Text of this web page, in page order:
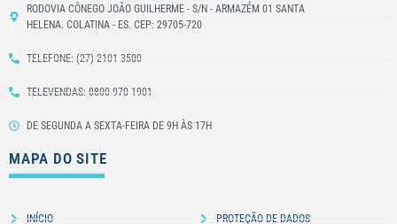
RODOVIA CÔNEGO JOÃO GUILHERME - S/N - ARMAZÉM 01 SANTA
HELENA. COLATINA - ES. CEP: 29705-720
TELEFONE: (27) 2101-3500
TELEVENDAS: 0800 970 1901
DE SEGUNDA A SEXTA-FEIRA DE 9H ÀS 17H
MAPA DO SITE
INÍCIO PROTEÇÃO DE DADOS